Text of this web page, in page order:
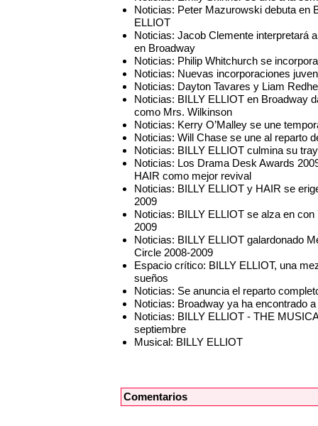
Noticias: Peter Mazurowski debuta en
ELLIOT
Noticias: Jacob Clemente interpretará
en Broadway
Noticias: Philip Whitchurch se
Noticias: Nuevas incorporaciones
Noticias: Dayton Tavares y Liam
Noticias: BILLY ELLIOT en Broadway
como Mrs. Wilkinson
Noticias: Kerry O’Malley se une
Noticias: Will Chase se une al reparto
Noticias: BILLY ELLIOT culmina su
Noticias: Los Drama Desk Awards
HAIR como mejor revival
Noticias: BILLY ELLIOT y HAIR se
2009
Noticias: BILLY ELLIOT se alza en
2009
Noticias: BILLY ELLIOT galardonado
Circle 2008-2009
Espacio crítico: BILLY ELLIOT, una
sueños
Noticias: Se anuncia el reparto
Noticias: Broadway ya ha encontrado
Noticias: BILLY ELLIOT - THE
septiembre
Musical: BILLY ELLIOT
Comentarios